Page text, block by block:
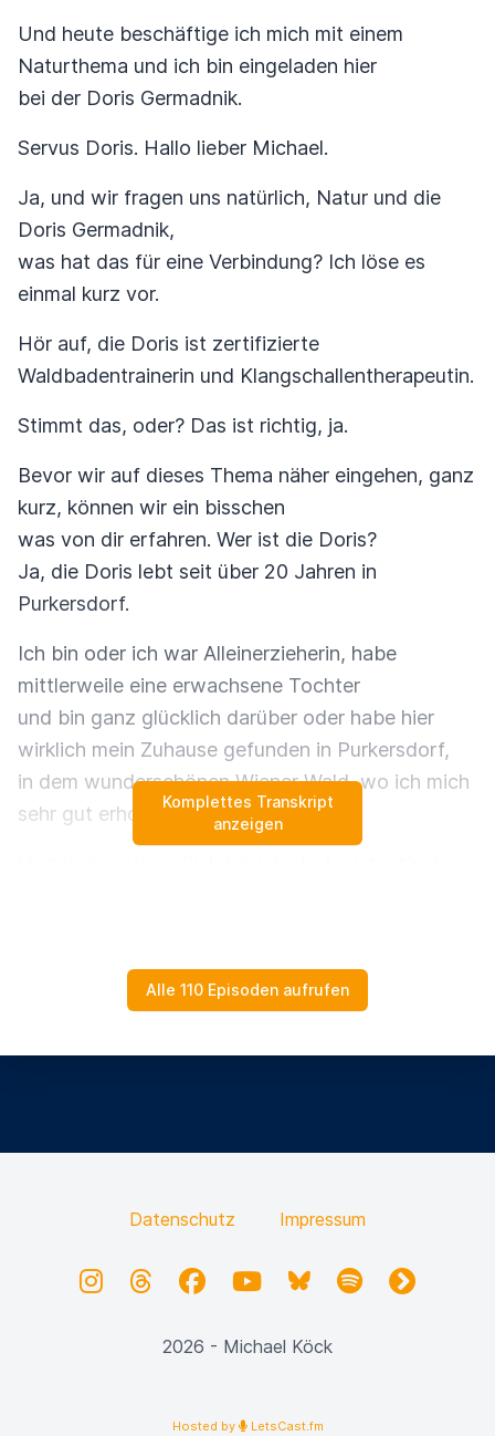
Komplettes Transkript
anzeigen
Und heute beschäftige ich mich mit einem
Naturthema und ich bin eingeladen hier
bei der Doris Germadnik.
Servus Doris. Hallo lieber Michael.
Ja, und wir fragen uns natürlich, Natur und die
Doris Germadnik,
was hat das für eine Verbindung? Ich löse es
einmal kurz vor.
Hör auf, die Doris ist zertifizierte
Waldbadentrainerin und Klangschallentherapeutin.
Stimmt das, oder? Das ist richtig, ja.
Bevor wir auf dieses Thema näher eingehen, ganz
kurz, können wir ein bisschen
was von dir erfahren. Wer ist die Doris?
Ja, die Doris lebt seit über 20 Jahren in
Purkersdorf.
Ich bin oder ich war Alleinerzieherin, habe
mittlerweile eine erwachsene Tochter
und bin ganz glücklich darüber oder habe hier
wirklich mein Zuhause gefunden in Purkersdorf,
in dem wunderschönen Wiener Wald, wo ich mich
sehr gut erholen kann.
mich zu entspannen und das konnte ich im
Weit weg von der Natur,
Alle 110 Episoden aufrufen
Datenschutz Impressum
InstagramThreadsFacebookYouTubeBlueskySpotifyfyyd
2026 - Michael Köck
Hosted by LetsCast.fm